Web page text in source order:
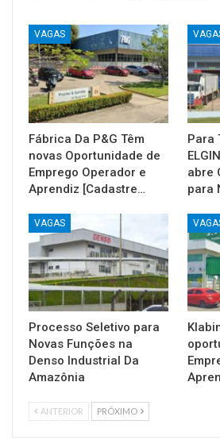
VAGAS
Fábrica Da P&G Têm
novas Oportunidade de
Emprego Operador e
Aprendiz [Cadastre…
Para
abre
para
VAGAS
Processo Seletivo para
Novas Funções na
Denso Industrial Da
Amazônia
ANTERIOR PRÓXIMO